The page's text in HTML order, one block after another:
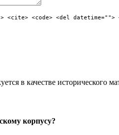
<code> <del datetime="">
в качестве исторического
корпусу?